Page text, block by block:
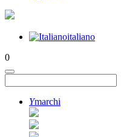
italiano
0
Ymarchi